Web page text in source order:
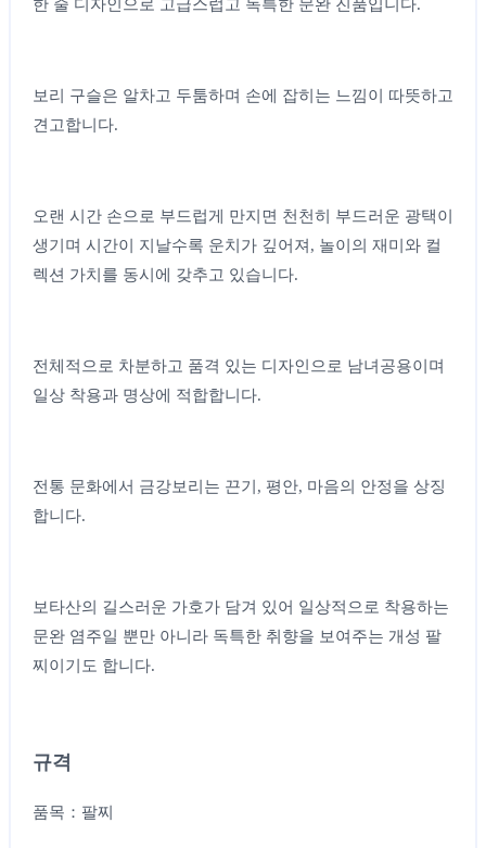
한 줄 디자인으로 고급스럽고 독특한 문완 진품입니다.
보리 구슬은 알차고 두툼하며 손에 잡히는 느낌이 따뜻하고
견고합니다.
오랜 시간 손으로 부드럽게 만지면 천천히 부드러운 광택이
생기며 시간이 지날수록 운치가 깊어져, 놀이의 재미와 컬
렉션 가치를 동시에 갖추고 있습니다.
전체적으로 차분하고 품격 있는 디자인으로 남녀공용이며
일상 착용과 명상에 적합합니다.
전통 문화에서 금강보리는 끈기, 평안, 마음의 안정을 상징
합니다.
보타산의 길스러운 가호가 담겨 있어 일상적으로 착용하는
문완 염주일 뿐만 아니라 독특한 취향을 보여주는 개성 팔
찌이기도 합니다.
규격
품목：팔찌